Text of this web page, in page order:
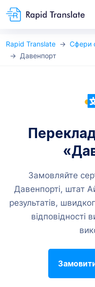
Rapid Translate Сфери
Давенпорт
Замовляйте
Давенпорті, штат
результатів,
відповідності